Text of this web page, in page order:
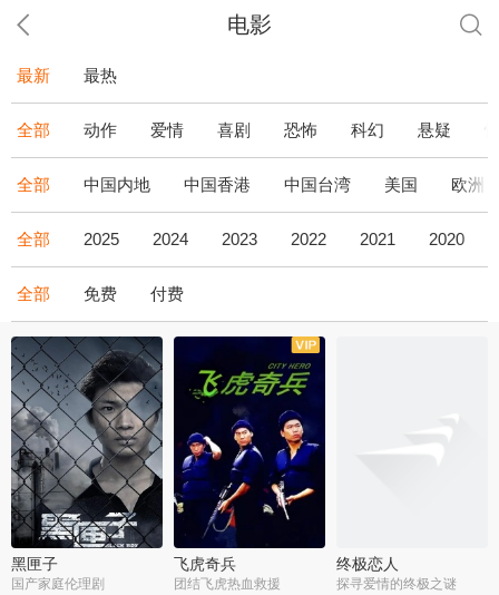
电影
最新 最热
全部 动作 爱情 喜剧 恐怖 科幻 悬疑
全部 中国内地 中国香港 中国台湾 美国 欧洲
全部 2025 2024 2023 2022 2021 2020
全部 免费 付费
黑匣子
国产家庭伦理剧
飞虎奇兵
团结飞虎热血救援
终极恋人
探寻爱情的终极之谜